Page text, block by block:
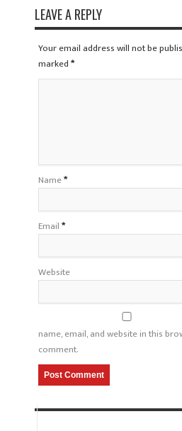
LEAVE A REPLY
Your email address will not be
marked*
Name*
Email*
Website
name, email, and website in this
comment.